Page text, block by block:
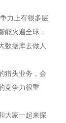
力上有很多层
能火遍全球，
数据库去做人
猎头业务，会
竞争力很重
大家一起来探